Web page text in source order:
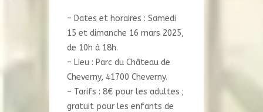
– Dates et horaires : Samedi
15 et dimanche 16 mars 2025,
de 10h à 18h.
– Lieu : Parc du Château de
Cheverny, 41700 Cheverny.
– Tarifs : 8€ pour les adultes ;
gratuit pour les enfants de